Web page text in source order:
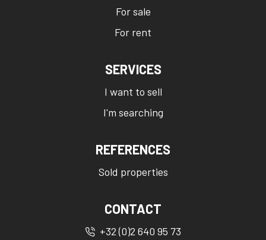
For sale
For rent
SERVICES
I want to sell
I'm searching
REFERENCES
Sold properties
CONTACT
+32 (0)2 640 95 73